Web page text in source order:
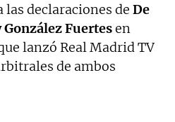
las declaraciones de De
Fuertesen
lanzó Real Madrid TV
de ambos